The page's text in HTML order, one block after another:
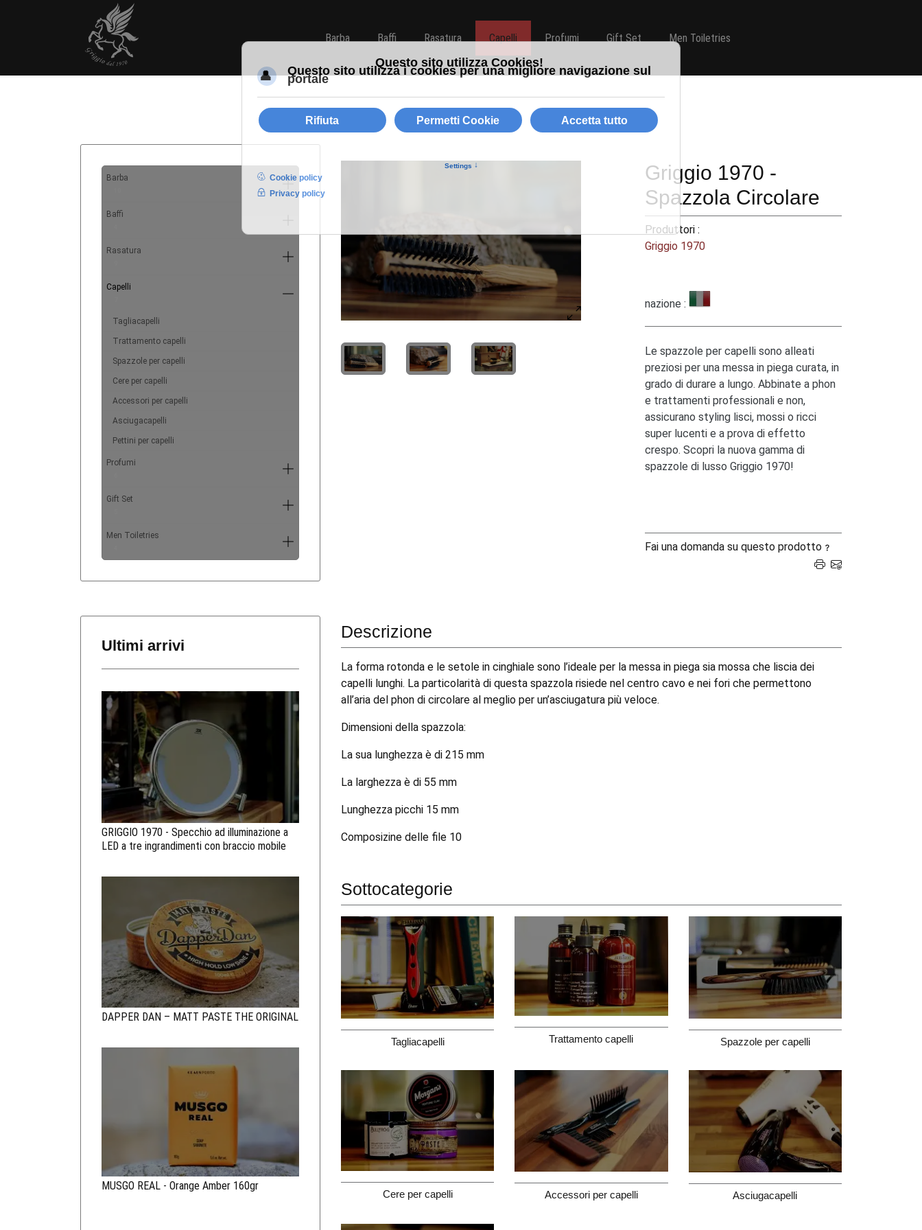
Barba Baffi Rasatura Capelli Profumi Gift Set Men Toiletries
Barba
Baffi
Rasatura
Capelli
Tagliacapelli
Trattamento capelli
Spazzole per capelli
Cere per capelli
Accessori per capelli
Asciugacapelli
Pettini per capelli
Profumi
Gift Set
Men Toiletries
Ultimi arrivi
GRIGGIO 1970 - Specchio ad illuminazione a
LED a tre ingrandimenti con braccio mobile
DAPPER DAN – MATT PASTE THE ORIGINAL
MUSGO REAL - Orange Amber 160gr
Griggio 1970 -
Spazzola Circolare
Produttori :
Griggio 1970
nazione :
Le spazzole per capelli sono alleati
preziosi per una messa in piega curata, in
grado di durare a lungo. Abbinate a phon
e trattamenti professionali e non,
assicurano styling lisci, mossi o ricci
super lucenti e a prova di effetto
crespo. Scopri la nuova gamma di
spazzole di lusso Griggio 1970!
Fai una domanda su questo prodotto
Descrizione
La forma rotonda e le setole in cinghiale sono l’ideale per la messa in piega sia mossa che liscia dei
capelli lunghi. La particolarità di questa spazzola risiede nel centro cavo e nei fori che permettono
all’aria del phon di circolare al meglio per un’asciugatura più veloce.
Dimensioni della spazzola:
La sua lunghezza è di 215 mm
La larghezza è di 55 mm
Lunghezza picchi 15 mm
Composizine delle file 10
Sottocategorie
Tagliacapelli Trattamento capelli Spazzole per capelli
Cere per capelli Accessori per capelli Asciugacapelli